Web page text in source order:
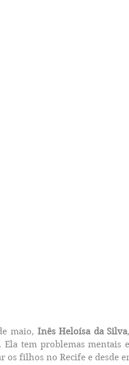
maio, Inês Heloísa da Silva
tem problemas mentais
filhos no Recife e desde